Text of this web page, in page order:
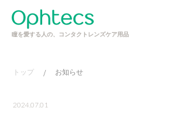
瞳を愛する人の、コンタクトレンズケア用品
トップ / お知らせ
2024.07.01